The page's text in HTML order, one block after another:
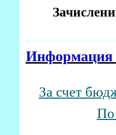
Информация
За счет
По